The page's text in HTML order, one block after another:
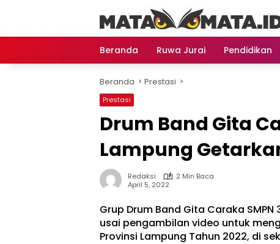
Beranda Ruwa Jurai Pendidikan
Beranda Prestasi
Prestasi
Drum Band Gita
Lampung
Redaksi
2 Min Baca
April 5, 2022
Grup Drum Band Gita Caraka
usai pengambilan video untuk
Provinsi Lampung Tahun 2022, di